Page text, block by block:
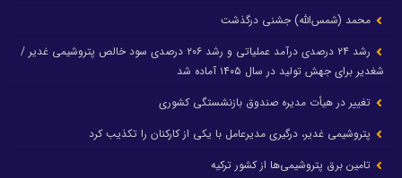
محمد (شمس‌الله) جشنی درگذشت
رشد ۲۴ درصدی درآمد عملیاتی و رشد ۲۰۶ درصدی سود خالص پتروشیمی غدیر /
شغدیر برای جهش تولید در سال ۱۴۰۵ آماده شد
تغییر در هیأت مدیره صندوق بازنشستگی کشوری
پتروشیمی غدیر، درگیری مدیرعامل با یکی از کارکنان را تکذیب کرد
تامین برق پتروشیمی‌ها از کشور ترکیه